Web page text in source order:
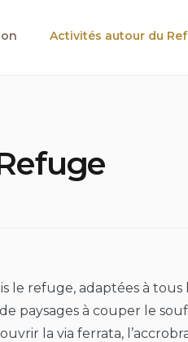
Activités autour du
le refuge, adaptées à tous
paysages à couper le
la via ferrata,